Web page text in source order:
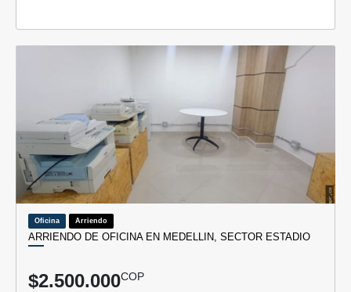
Oficina Arriendo
ARRIENDO DE OFICINA EN MEDELLIN, SECTOR ESTADIO
$2.500.000COP